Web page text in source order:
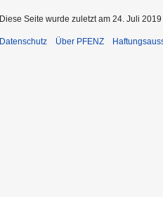
Diese Seite wurde zuletzt am 24. Juli
Datenschutz Über PFENZ